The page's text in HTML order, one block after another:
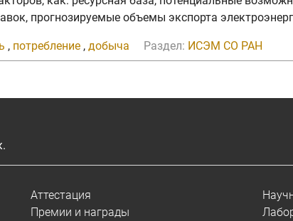
прогнозируемые объемы экспорта
, потребление , добыча Раздел: ИСЭМ СО РАН
Аттестация
Премии и награды